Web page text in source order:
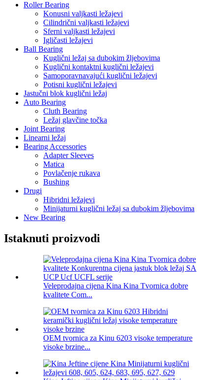
Roller Bearing
Konusni valjkasti ležajevi
Cilindrični valjkasti ležajevi
Sferni valjkasti ležajevi
Igličasti ležajevi
Ball Bearing
Kuglični ležaj sa dubokim žljebovima
Kuglični kontaktni kuglični ležajevi
Samoporavnavajući kuglični ležajevi
Potisni kuglični ležajevi
Jastučni blok kuglični ležaj
Auto Bearing
Cluth Bearing
Ležaj glavčine točka
Joint Bearing
Linearni ležaj
Bearing Accessories
Adapter Sleeves
Matica
Povlačenje rukava
Bushing
Drugi
Hibridni ležajevi
Minijaturni kuglični ležaj sa dubokim žljebovima
New Bearing
Istaknuti proizvodi
Veleprodajna cijena Kina Kina Tvornica dobre
kvalitete Com...
OEM tvornica za Kinu 6203 visoke temperature
visoke brzine...